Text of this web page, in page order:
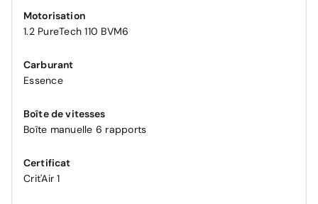
Motorisation
1.2 PureTech 110 BVM6
Carburant
Essence
Boîte de vitesses
Boîte manuelle 6 rapports
Certificat
Crit'Air 1